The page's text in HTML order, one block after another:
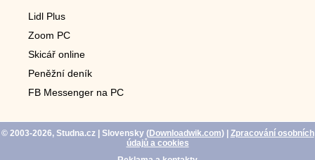
Lidl Plus
Zoom PC
Skicář online
Peněžní deník
FB Messenger na PC
© 2003-2026, Studna.cz| Slovensky (Downloadwik.com)| Zpracování osobních
údajů a cookies